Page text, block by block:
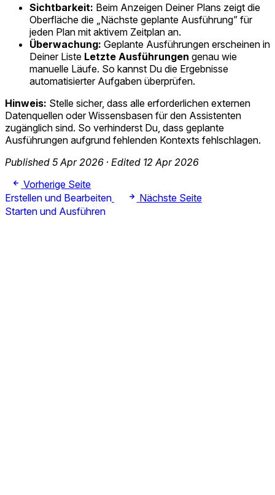
Sichtbarkeit: Beim Anzeigen Deiner Plans zeigt die
Oberfläche die „Nächste geplante Ausführung” für
jeden Plan mit aktivem Zeitplan an.
Überwachung: Geplante Ausführungen erscheinen in
Deiner Liste Letzte Ausführungen genau wie
manuelle Läufe. So kannst Du die Ergebnisse
automatisierter Aufgaben überprüfen.
Hinweis: Stelle sicher, dass alle erforderlichen externen
Datenquellen oder Wissensbasen für den Assistenten
zugänglich sind. So verhinderst Du, dass geplante
Ausführungen aufgrund fehlenden Kontexts fehlschlagen.
Published 5 Apr 2026 · Edited 12 Apr 2026
Vorherige Seite
Erstellen und Bearbeiten
Nächste Seite
Starten und Ausführen